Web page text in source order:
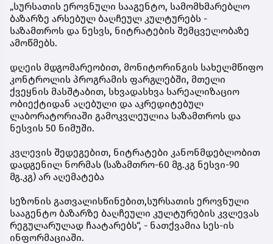
„სურსათის ეროვნული სააგენტო, სამომხმარებლო
ბაზარზე არსებულ ბაღჩეულ კულტურებს -
საზამთროს და ნესვს, ნიტრატების შემცველობაზე
ამოწმებს.
დღეის მდგომარეობით, მონიტორინგის სახელმწიფო
კონტროლის პროგრამის ფარგლებში, მთელი
ქვეყნის მასშტაბით, სხვადასხვა სარეალიზაციო
ობიექტიდან აღებული და აკრედიტებულ
ლაბორატორიაში გამოკვლეულია საზამთროს და
ნესვის 50 ნიმუში.
კვლევის შედეგებით, ნიტრატები კანონმდებლობით
დადგენილ ნორმას (საზამთრო-60 მგ.კგ ნესვი-90
მგ.კგ) არ აღემატება
სეზონის გათვალისწინებით,სურსათის ეროვნული
სააგენტო ბაზარზე ბაღჩეული კულტურების კვლევას
რეგულარულად ჩაატარებს“, - ნათქვამია სეს-ის
ინფორმაციაში.